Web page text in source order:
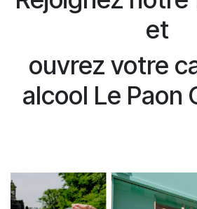
et​
ouvrez votre
alcool Le Paon